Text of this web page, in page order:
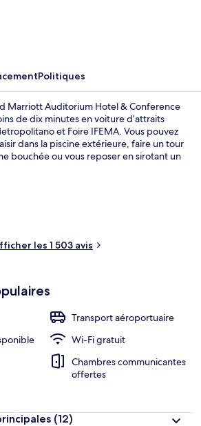
Politiques
Marriott Auditorium Hotel & Conference
de dix minutes en voiture d’attraits
et Foire IFEMA. Vous pouvez
dans la piscine extérieure, faire un tour
bouchée ou vous reposer en sirotant un
et un centre d’entraînement
comptent parmi les autres
voyageurs apprécient vraiment les lits
serviable.
les 1 503 avis
Transport aéroportuaire
Wi-Fi gratuit
Chambres communicantes
offertes
(12)